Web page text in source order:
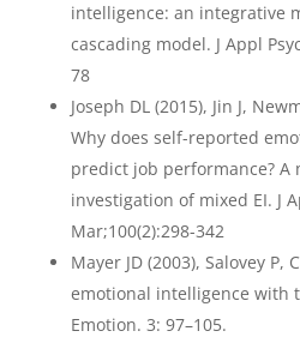
intelligence: an integrative
cascading model. J Appl
78
Joseph DL (2015), Jin J,
Why does self-reported
predict job performance? A
investigation of mixed EI. J
Mar;100(2):298-342
Mayer JD (2003), Salovey P,
emotional intelligence with
Emotion. 3: 97–105.